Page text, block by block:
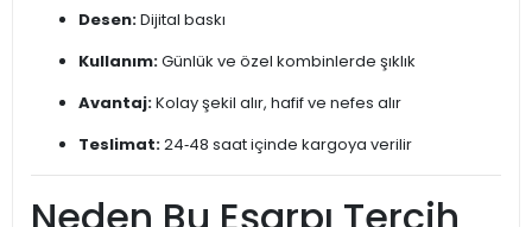
Desen:Dijital baskı
Kullanım:Günlük ve özel kombinlerde şıklık
Avantaj:Kolay şekil alır, hafif ve nefes alır
Teslimat:24‑48 saat içinde kargoya verilir